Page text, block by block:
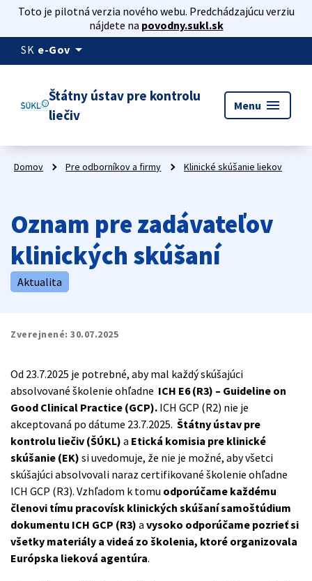
Toto je pilotná verzia nového webu. Predchádzajúcu verziu
nájdete na povodny.sukl.sk
SK e-Gov arrow_drop_down
Štátny ústav pre kontrolu
liečiv
Menu menu
Domov Pre odborníkov a firmy Klinické skúšanie liekov
Oznam pre zadávateľov
klinických skúšaní
Aktualita
Zverejnené: 30.07.2025
Od 23.7.2025 je potrebné, aby mal každý skúšajúci
absolvované školenie ohľadne ICH E6 (R3) – Guideline on
Good Clinical Practice (GCP). ICH GCP (R2) nie je
akceptovaná po dátume 23.7.2025. Štátny ústav pre
kontrolu liečiv (ŠÚKL) a Etická komisia pre klinické
skúšanie (EK) si uvedomuje, že nie je možné, aby všetci
skúšajúci absolvovali naraz certifikované školenie ohľadne
ICH GCP (R3). Vzhľadom k tomu odporúčame každému
členovi tímu pracovísk klinických skúšaní samoštúdium
dokumentu ICH GCP (R3) a vysoko odporúčame pozrieť si
všetky materiály a videá zo školenia, ktoré organizovala
Európska lieková agentúra.